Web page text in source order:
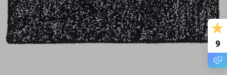
9